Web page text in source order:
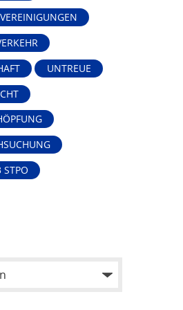
UNTREUE
STPO